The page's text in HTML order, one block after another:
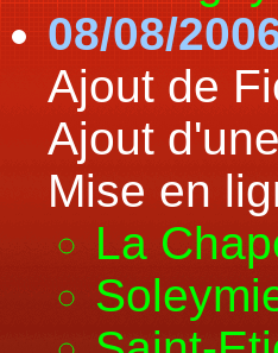
08/08/
Ajout de
Ajout
Mise en
La